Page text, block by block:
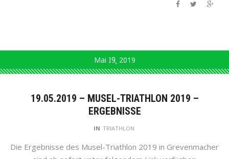
Mai 19 2019
19.05.2019 – MUSEL-TRIATHLON 2019 –
ERGEBNISSE
IN TRIATHLON
Die Ergebnisse des Musel-Triathlon 2019 in Grevenmacher